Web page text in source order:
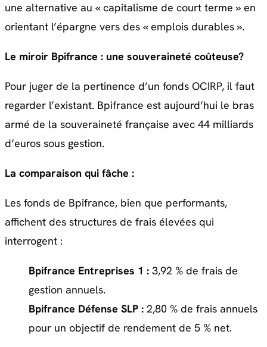
une alternative au « capitalisme de court terme » en
orientant l’épargne vers des « emplois durables ».
Le miroir Bpifrance : une souveraineté coûteuse?
Pour juger de la pertinence d’un fonds OCIRP, il faut
regarder l’existant. Bpifrance est aujourd’hui le bras
armé de la souveraineté française avec 44 milliards
d’euros sous gestion.
La comparaison qui fâche :
Les fonds de Bpifrance, bien que performants,
affichent des structures de frais élevées qui
interrogent :
Bpifrance Entreprises 1 : 3,92 % de frais de
gestion annuels.
Bpifrance Défense SLP : 2,80 % de frais annuels
pour un objectif de rendement de 5 % net.